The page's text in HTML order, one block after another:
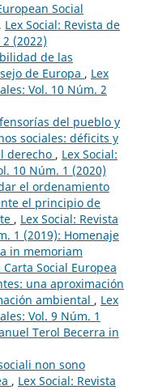
Social
, Lex Social: Revista de
(2022)
de las
de Europa , Lex
Vol. 10 Núm. 2
del pueblo y
sociales: déficits y
derecho , Lex Social:
10 Núm. 1 (2020)
el ordenamiento
el principio de
, Lex Social: Revista
1 (2019): Homenaje
in memoriam
Carta Social Europea
una aproximación
ambiental , Lex
Vol. 9 Núm. 1
Terol Becerra in
non sono
, Lex Social: Revista